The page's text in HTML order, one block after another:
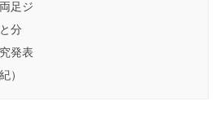
足ジ
分
発表
）